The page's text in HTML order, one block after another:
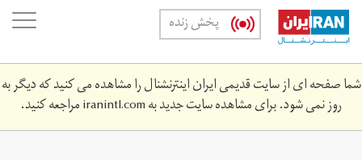
Skip
main
content
پخش زنده
شما صفحه ای از سایت قدیمی ایران اینترنشنال را مشاهده می کنید که دیگر به
روز نمی شود. برای مشاهده سایت جدید بهiranintl.comمراجعه کنید.